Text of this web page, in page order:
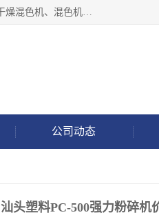
汕头经济特区震龙塑料机械有限公司专注于制造强力粉碎机、静音粉碎机、塑料粉碎机、强力塑料粉碎机、干燥混色机、混色机、冷水机、上料机等塑料辅助机械。
公司动态
汕头塑料PC-500强力粉碎机